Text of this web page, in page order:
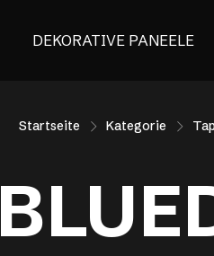
DEKORATIVE PANEELE
Startseite Kategorie